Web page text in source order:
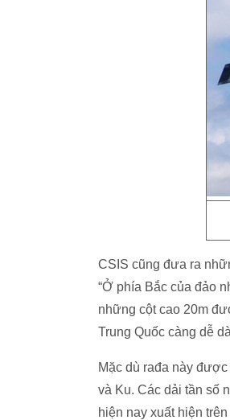
CSIS cũng đưa ra
“Ở phía Bắc của đảo
những cột cao 20m
Trung Quốc càng dễ
Mặc dù rađa này
và Ku. Các dải tần số
hiện nay xuất hiện